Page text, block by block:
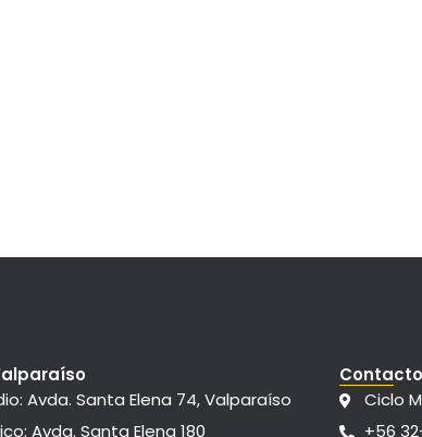
Avda. Santa Elena 74, Valparaíso
Avda. Santa Elena 180
Ciclo
+56